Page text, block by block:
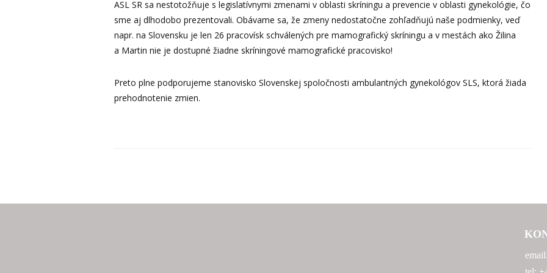
ASL SR sa nestotožňuje s legislatívnymi zmenami v oblasti skríningu a prevencie v oblasti gynekológie, čo
sme aj dlhodobo prezentovali. Obávame sa, že zmeny nedostatočne zohľadňujú naše podmienky, veď
napr. na Slovensku je len 26 pracovísk schválených pre mamografický skríningu a v mestách ako Žilina
a Martin nie je dostupné žiadne skríningové mamografické pracovisko!
Preto plne podporujeme stanovisko Slovenskej spoločnosti ambulantných gynekológov SLS, ktorá žiada
prehodnotenie zmien.